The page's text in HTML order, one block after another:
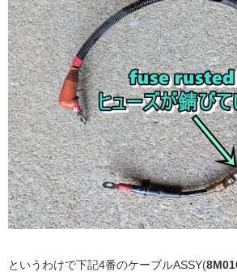
というわけで下記4番のケーブルASSY(